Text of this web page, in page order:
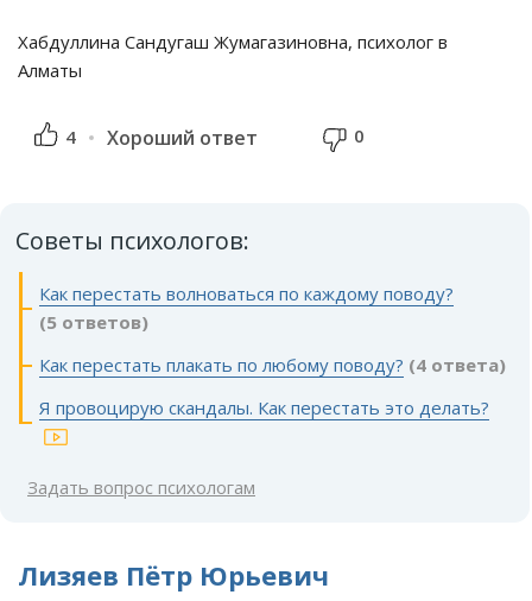
Хабдуллина Сандугаш Жумагазиновна, психолог в
Алматы
4 Хороший ответ 0
Советы психологов:
Как перестать волноваться по каждому поводу?
(5 ответов)
Как перестать плакать по любому поводу? (4 ответа)
Я провоцирую скандалы. Как перестать это делать?
Задать вопрос психологам
Лизяев Пётр Юрьевич